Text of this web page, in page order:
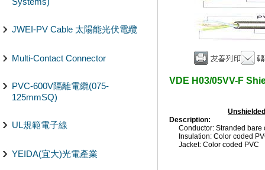
JWEI-PV Cable 太陽能光伏電纜
Multi-Contact Connector
PVC-600V隔離電纜(075-
125mmSQ)
UL規範電子線
YEIDA(宜大)光電產業
VDE H03/05VV-F
Description:
Conductor: Stranded bare
Insulation: Color coded
Jacket: Color coded PVC